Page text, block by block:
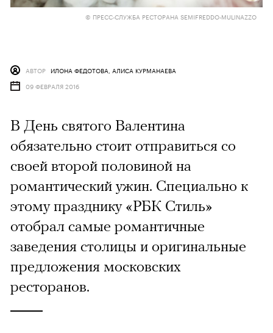
© ПРЕСС-СЛУЖБА РЕСТОРАНА SEMIFREDDO-MULINAZZO
АВТОР ИЛОНА ФЕДОТОВА, АЛИСА КУРМАНАЕВА
09 ФЕВРАЛЯ 2016
В День святого Валентина
обязательно стоит отправиться со
своей второй половиной на
романтический ужин. Специально к
этому празднику «РБК Стиль»
отобрал самые романтичные
заведения столицы и оригинальные
предложения московских
ресторанов.